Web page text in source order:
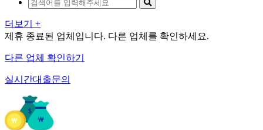
더보기 +
제휴 종료된 업체입니다. 다른 업체를 확인하세요.
다른 업체 확인하기
실시간대출문의